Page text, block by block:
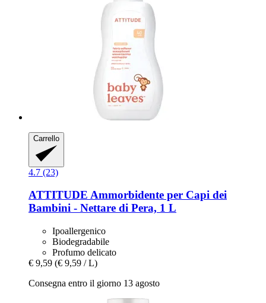
Carrello
4.7 (23)
ATTITUDE Ammorbidente per Capi dei
Bambini -​ Nettare di Pera, 1 L
Ipoallergenico
Biodegradabile
Profumo delicato
€ 9,59 (€ 9,59 / L)
Consegna entro il giorno 13 agosto